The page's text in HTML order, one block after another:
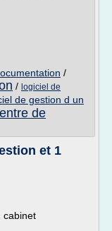
/
/ logiciel de
de gestion d un
de
et 1
cabinet